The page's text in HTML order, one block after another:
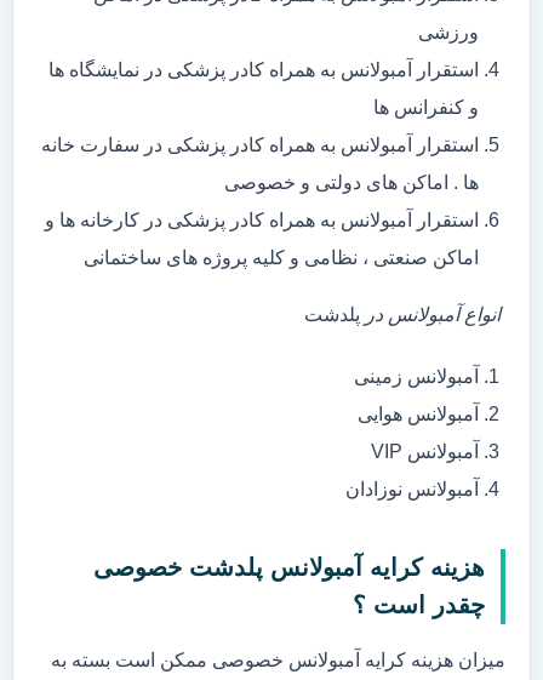
ورزشی
استقرار آمبولانس به همراه کادر پزشکی در نمایشگاه ها
و کنفرانس ها
استقرار آمبولانس به همراه کادر پزشکی در سفارت خانه
ها . اماکن های دولتی و خصوصی
استقرار آمبولانس به همراه کادر پزشکی در کارخانه ها و
اماکن صنعتی ، نظامی و کلیه پروژه های ساختمانی
انواع آمبولانس در پلدشت
آمبولانس زمینی
آمبولانس هوایی
آمبولانس VIP
آمبولانس نوزادان
هزینه کرایه آمبولانس پلدشت خصوصی
چقدر است ؟
میزان هزینه کرایه آمبولانس خصوصی ممکن است بسته به